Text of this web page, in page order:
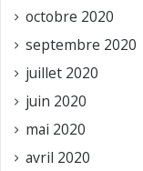
octobre 2020
septembre 2020
juillet 2020
juin 2020
mai 2020
avril 2020